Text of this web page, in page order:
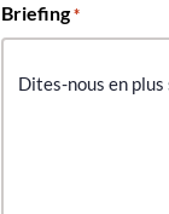
Briefing *